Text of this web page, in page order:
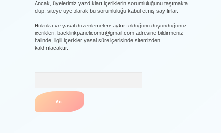
Ancak, üyelerimiz yazdıkları içeriklerin sorumluluğunu taşımakta
olup, siteye üye olarak bu sorumluluğu kabul etmiş sayılırlar.
Hukuka ve yasal düzenlemelere aykırı olduğunu düşündüğünüz
içerikleri, backlinkpanelicomtr@gmail.comadresine bildirmeniz
halinde, ilgili içerikler yasal süre içerisinde sitemizden
kaldırılacaktır.